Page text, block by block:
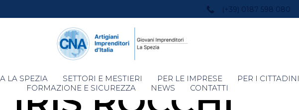
(+39) 0187 598 080
Skip
to
LA SPEZIA SETTORI E MESTIERI PER LE IMPRESE
PER I CITTADINI
FORMAZIONE E SICUREZZA
NEWS CONTATTI